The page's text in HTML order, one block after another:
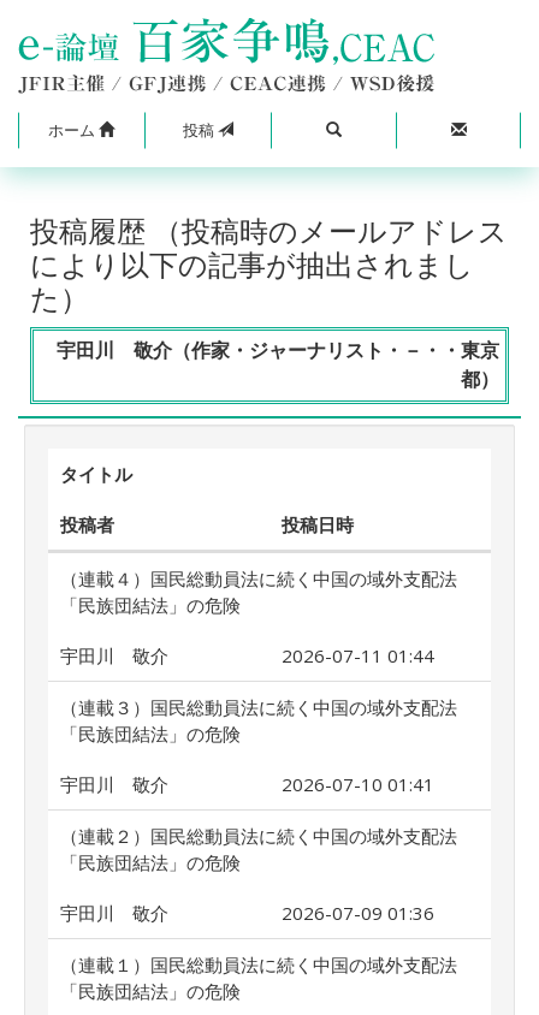
ホーム 投稿
投稿履歴 （投稿時のメールアドレス
により以下の記事が抽出されまし
た）
宇田川 敬介（作家・ジャーナリスト・－・・東京
都）
タイトル
投稿者 投稿日時
（連載４）国民総動員法に続く中国の域外支配法
「民族団結法」の危険
宇田川 敬介 2026-07-11 01:44
（連載３）国民総動員法に続く中国の域外支配法
「民族団結法」の危険
宇田川 敬介 2026-07-10 01:41
（連載２）国民総動員法に続く中国の域外支配法
「民族団結法」の危険
宇田川 敬介 2026-07-09 01:36
（連載１）国民総動員法に続く中国の域外支配法
「民族団結法」の危険